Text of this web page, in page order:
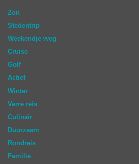
Zon
Stedentrip
Weekendje weg
Cruise
Golf
Actief
Winter
Verre reis
Culinair
Duurzaam
Rondreis
Familie